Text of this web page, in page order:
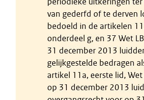
van gederfd of te derven
bedoeld in de artikelen
onderdeel g, en 37 Wet
31 december 2013
gelijkgestelde bedragen
artikel 11a, eerste lid, Wet
op 31 december 2013